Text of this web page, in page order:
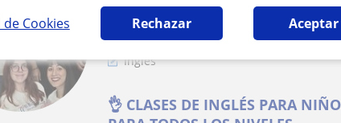
de Cookies Rechazar Aceptar
Profesor Verificado
Burriana
Inglés
👌 CLASES DE INGLÉS PARA